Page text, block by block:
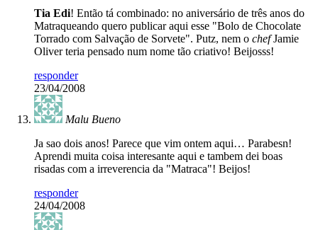
Tia Edi! Então tá combinado: no aniversário de três anos do
Matraqueando quero publicar aqui esse "Bolo de Chocolate
Torrado com Salvação de Sorvete". Putz, nem o chefJamie
Oliver teria pensado num nome tão criativo! Beijosss!
responder
23/04/2008
Malu Bueno
Ja sao dois anos! Parece que vim ontem aqui… Parabesn!
Aprendi muita coisa interesante aqui e tambem dei boas
risadas com a irreverencia da "Matraca"! Beijos!
responder
24/04/2008